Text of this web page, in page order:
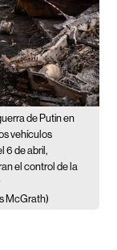
de Putin en
vehículos
6 de abril,
el control de la
McGrath)